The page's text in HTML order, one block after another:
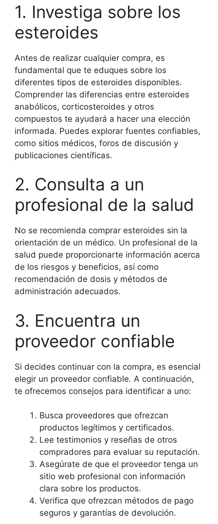
1. Investiga sobre los
esteroides
Antes de realizar cualquier compra, es
fundamental que te eduques sobre los
diferentes tipos de esteroides disponibles.
Comprender las diferencias entre esteroides
anabólicos, corticosteroides y otros
compuestos te ayudará a hacer una elección
informada. Puedes explorar fuentes confiables,
como sitios médicos, foros de discusión y
publicaciones científicas.
2. Consulta a un
profesional de la salud
No se recomienda comprar esteroides sin la
orientación de un médico. Un profesional de la
salud puede proporcionarte información acerca
de los riesgos y beneficios, así como
recomendación de dosis y métodos de
administración adecuados.
3. Encuentra un
proveedor confiable
Si decides continuar con la compra, es esencial
elegir un proveedor confiable. A continuación,
te ofrecemos consejos para identificar a uno:
Busca proveedores que ofrezcan
productos legítimos y certificados.
Lee testimonios y reseñas de otros
compradores para evaluar su reputación.
Asegúrate de que el proveedor tenga un
sitio web profesional con información
clara sobre los productos.
Verifica que ofrezcan métodos de pago
seguros y garantías de devolución.